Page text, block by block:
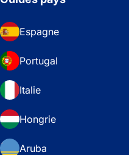
Espagne
Portugal
Italie
Hongrie
Aruba